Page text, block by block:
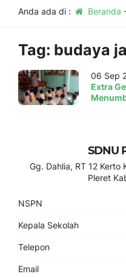
Anda ada di : Beranda
Tag: budaya
06 Sep
Extra
SDNU
Gg. Dahlia, RT 12 Kerto
Pleret
NSPN
Kepala Sekolah
Telepon
Email